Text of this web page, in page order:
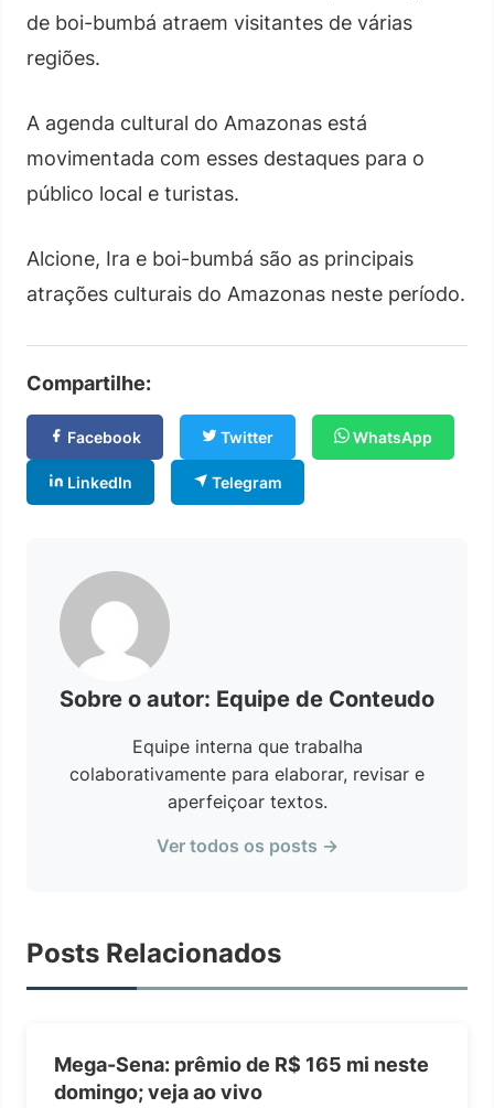
de boi-bumbá atraem visitantes de várias
regiões.
A agenda cultural do Amazonas está
movimentada com esses destaques para o
público local e turistas.
Alcione, Ira e boi-bumbá são as principais
atrações culturais do Amazonas neste período.
Compartilhe:
Facebook Twitter WhatsApp
LinkedIn Telegram
Sobre o autor: Equipe de Conteudo
Equipe interna que trabalha
colaborativamente para elaborar, revisar e
aperfeiçoar textos.
Ver todos os posts →
Posts Relacionados
Mega-Sena: prêmio de R$ 165 mi neste
domingo; veja ao vivo